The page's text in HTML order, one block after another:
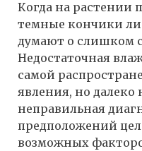
Когда на растении
темные кончики
думают о слишком
Недостаточная
самой
явления, но
неправильная
предположений
возможных